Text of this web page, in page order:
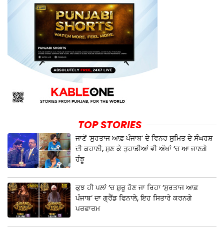
TOP STORIES
ਜਾਣੋਂ ‘ਸੁਰਤਾਜ ਆਫ਼ ਪੰਜਾਬ’ ਦੇ ਵਿਨਰ ਸੁਮਿਤ ਦੇ ਸੰਘਰਸ਼
ਦੀ ਕਹਾਣੀ, ਸੁਣ ਕੇ ਤੁਹਾਡੀਆਂ ਵੀ ਅੱਖਾਂ ‘ਚ ਆ ਜਾਣਗੇ
ਹੰਝੂ
ਕੁਝ ਹੀ ਪਲਾਂ ‘ਚ ਸ਼ੁਰੂ ਹੋਣ ਜਾ ਰਿਹਾ ‘ਸੁਰਤਾਜ ਆਫ਼
ਪੰਜਾਬ’ ਦਾ ਗ੍ਰੈਂਡ ਫਿਨਾਲੇ, ਇਹ ਸਿਤਾਰੇ ਕਰਨਗੇ
ਪਰਫਾਰਮ